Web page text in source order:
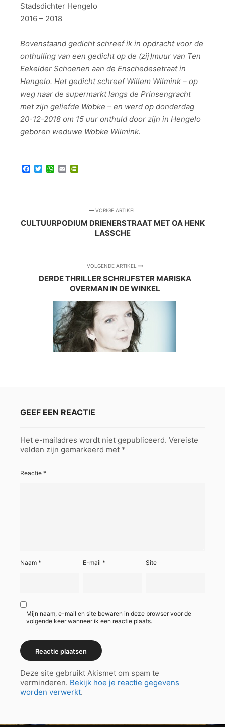
Stadsdichter Hengelo
2016 – 2018
Bovenstaand gedicht schreef ik in opdracht voor de
onthulling van een gedicht op de (zij)muur van Ten
Eekelder Schoenen aan de Enschedesetraat in
Hengelo. Het gedicht schreef Willem Wilmink – op
weg naar de supermarkt langs de Prinsengracht
met zijn geliefde Wobke – en werd op donderdag
20-12-2018 om 15 uur onthuld door zijn in Hengelo
geboren weduwe Wobke Wilmink.
Facebook
TwitterWhatsApp
Email
VORIGE ARTIKEL
CULTUURPODIUM DRIENERSTRAAT MET OA HENK
LASSCHE
VOLGENDE ARTIKEL
DERDE THRILLER SCHRIJFSTER MARISKA
OVERMAN IN DE WINKEL
GEEF EEN REACTIE
Het e-mailadres wordt niet gepubliceerd. Vereiste
velden zijn gemarkeerd met *
Reactie *
Naam * E-mail* Site
Mijn naam, e-mail en site bewaren in deze browser voor de
volgende keer wanneer ik een reactie plaats.
Deze site gebruikt Akismet om spam te
verminderen. Bekijk hoe je reactie gegevens
worden verwerkt.